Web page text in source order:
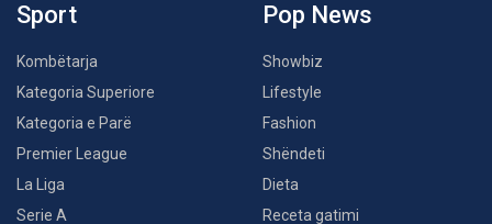
Sport
Kombëtarja
Kategoria Superiore
Kategoria e Parë
Premier League
La Liga
Serie A
Pop News
Showbiz
Lifestyle
Fashion
Shëndeti
Dieta
Receta gatimi